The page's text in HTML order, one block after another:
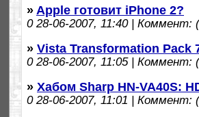
» Apple готовит iPhone 2?
028-06-2007, 11:40 | Коммент:
» Vista Transformation Pack
028-06-2007, 11:05 | Коммент:
» Хабом Sharp HN-VA40S:
028-06-2007, 11:01 | Коммент: